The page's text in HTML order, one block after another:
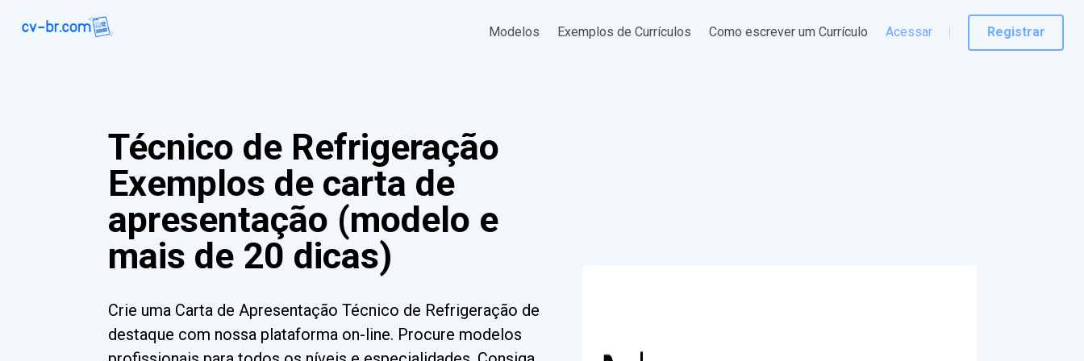
Modelos Exemplos de Currículos Como escrever um Currículo Acessar Registrar
Técnico de Refrigeração
Exemplos de carta de
apresentação (modelo e
mais de 20 dicas)
Crie uma Carta de Apresentação Técnico de Refrigeração de
destaque com nossa plataforma on-line. Procure modelos